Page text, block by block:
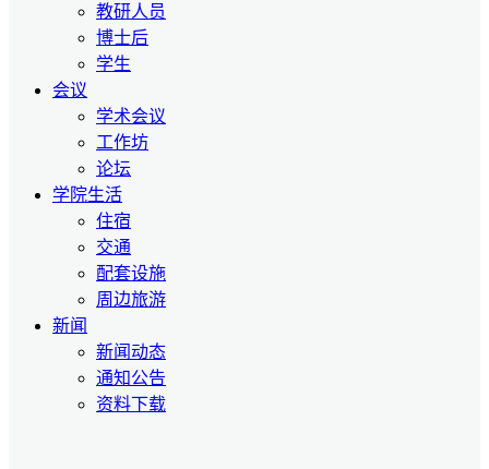
教研人员
博士后
学生
会议
学术会议
工作坊
论坛
学院生活
住宿
交通
配套设施
周边旅游
新闻
新闻动态
通知公告
资料下载